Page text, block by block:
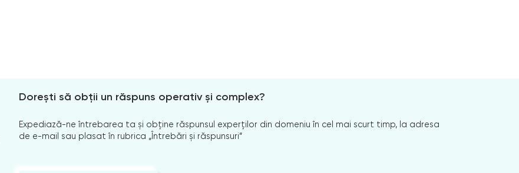
Dorești să obții un răspuns operativ și complex?
Expediază-ne întrebarea ta și obține răspunsul experților din domeniu în cel mai scurt timp, la adresa
de e-mail sau plasat în rubrica „Întrebări și răspunsuri”